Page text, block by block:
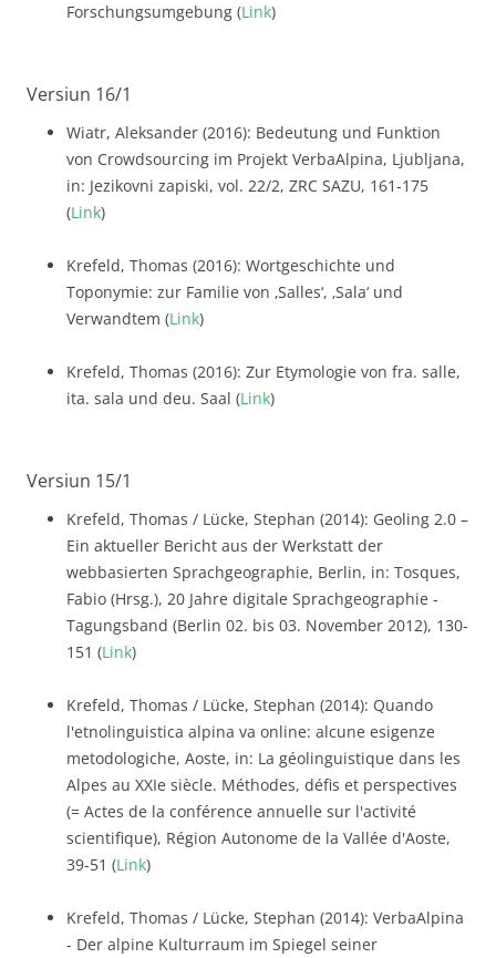
Forschungsumgebung (Link)
Versiun 16/1
Wiatr, Aleksander (2016): Bedeutung und Funktion
von Crowdsourcing im Projekt VerbaAlpina, Ljubljana,
in: Jezikovni zapiski, vol. 22/2, ZRC SAZU, 161-175
(Link)
Krefeld, Thomas (2016): Wortgeschichte und
Toponymie: zur Familie von ‚Salles‘, ‚Sala‘ und
Verwandtem (Link)
Krefeld, Thomas (2016): Zur Etymologie von fra. salle,
ita. sala und deu. Saal (Link)
Versiun 15/1
Krefeld, Thomas / Lücke, Stephan (2014): Geoling 2.0 –
Ein aktueller Bericht aus der Werkstatt der
webbasierten Sprachgeographie, Berlin, in: Tosques,
Fabio (Hrsg.), 20 Jahre digitale Sprachgeographie -
Tagungsband (Berlin 02. bis 03. November 2012), 130-
151 (Link)
Krefeld, Thomas / Lücke, Stephan (2014): Quando
l'etnolinguistica alpina va online: alcune esigenze
metodologiche, Aoste, in: La géolinguistique dans les
Alpes au XXIe siècle. Méthodes, défis et perspectives
(= Actes de la conférence annuelle sur l'activité
scientifique), Région Autonome de la Vallée d'Aoste,
39-51 (Link)
Krefeld, Thomas / Lücke, Stephan (2014): VerbaAlpina
- Der alpine Kulturraum im Spiegel seiner